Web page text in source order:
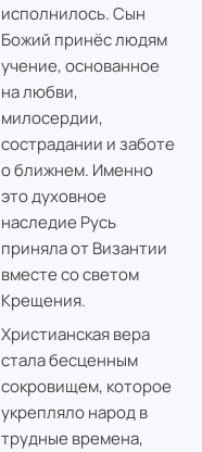
исполнилось. Сын
Божий принёс людям
учение, основанное
на любви,
милосердии,
сострадании и заботе
о ближнем. Именно
это духовное
наследие Русь
приняла от Византии
вместе со светом
Крещения.
Христианская вера
стала бесценным
сокровищем, которое
укрепляло народ в
трудные времена,